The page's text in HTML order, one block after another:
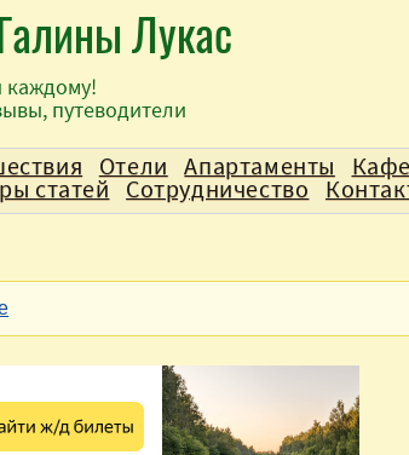
Лукас
каждому!
путеводители
Отели Апартаменты Кафе
статей Сотрудничество